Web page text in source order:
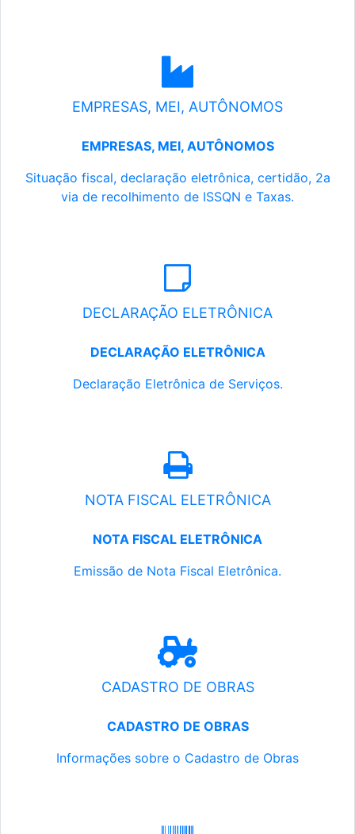
EMPRESAS, MEI, AUTÔNOMOS
EMPRESAS, MEI, AUTÔNOMOS
Situação fiscal, declaração eletrônica, certidão, 2a
via de recolhimento de ISSQN e Taxas.
DECLARAÇÃO ELETRÔNICA
DECLARAÇÃO ELETRÔNICA
Declaração Eletrônica de Serviços.
NOTA FISCAL ELETRÔNICA
NOTA FISCAL ELETRÔNICA
Emissão de Nota Fiscal Eletrônica.
CADASTRO DE OBRAS
CADASTRO DE OBRAS
Informações sobre o Cadastro de Obras